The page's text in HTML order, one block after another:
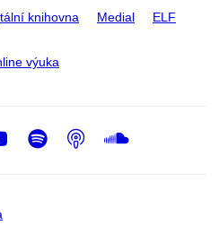
knihovna Medial ELF
výuka
Youtube
Spotify
Podcast